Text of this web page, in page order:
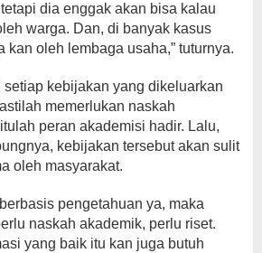
dia enggak akan bisa kalau
warga. Dan, di banyak kasus
kan oleh lembaga usaha,” tuturnya.
setiap kebijakan yang dikeluarkan
memerlukan naskah
peran akademisi hadir. Lalu,
kebijakan tersebut akan sulit
oleh masyarakat.
pengetahuan ya, maka
naskah akademik, perlu riset.
yang baik itu kan juga butuh